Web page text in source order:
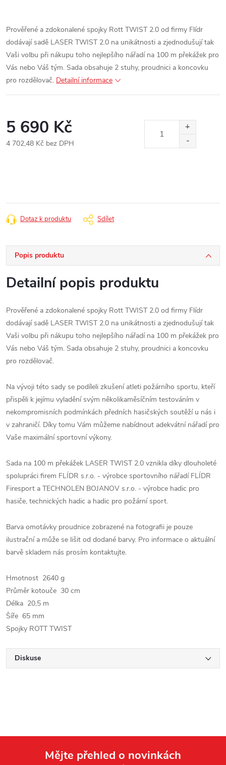
Prověřené a zdokonalené spojky Rott TWIST 2.0 od firmy Flídr
dodávají sadě LASER TWIST 2.0 na unikátnosti a zjednodušují tak
Vaši volbu při nákupu toho nejlepšího nářadí na 100 m překážek pro
Vás nebo Váš tým. Sada obsahuje 2 stuhy, proudnici a koncovku
pro rozdělovač. Detailní informace
5 690 Kč
4 702,48 Kč bez DPH
Dotaz k produktu Sdílet
Popis produktu
Detailní popis produktu
Prověřené a zdokonalené spojky Rott TWIST 2.0 od firmy Flídr
dodávají sadě LASER TWIST 2.0 na unikátnosti a zjednodušují tak
Vaši volbu při nákupu toho nejlepšího nářadí na 100 m překážek pro
Vás nebo Váš tým. Sada obsahuje 2 stuhy, proudnici a koncovku
pro rozdělovač.
Na vývoji této sady se podíleli zkušení atleti požárního sportu, kteří
přispěli k jejímu vyladění svým několikaměsíčním testováním v
nekompromisních podmínkách předních hasičských soutěží u nás i
v zahraničí. Díky tomu Vám můžeme nabídnout adekvátní nářadí pro
Vaše maximální sportovní výkony.
Sada na 100 m překážek LASER TWIST 2.0 vznikla díky dlouholeté
spolupráci firem FLÍDR s.r.o. - výrobce sportovního nářadí FLÍDR
Firesport a TECHNOLEN BOJANOV s.r.o. - výrobce hadic pro
hasiče, technických hadic a hadic pro požární sport.
Barva omotávky proudnice zobrazené na fotografii je pouze
ilustrační a může se lišit od dodané barvy. Pro informace o aktuální
barvě skladem nás prosím kontaktujte.
Hmotnost 2640 g
Průměr kotouče 30 cm
Délka 20,5 m
Šíře 65 mm
Spojky ROTT TWIST
Diskuse
Mějte přehled o novinkách